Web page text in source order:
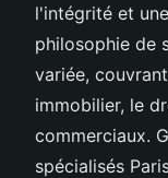
l'intégrité et
philosophie de
variée,
immobilier, le
commerciaux.
spécialisés